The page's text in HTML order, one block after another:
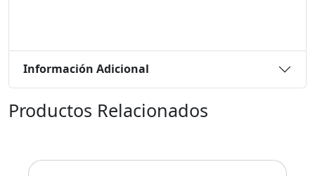
Información Adicional
Productos Relacionados